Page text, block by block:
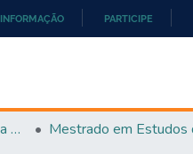
PARTICIPE
Mestrado em Estudos da Linguagem - PPGEL